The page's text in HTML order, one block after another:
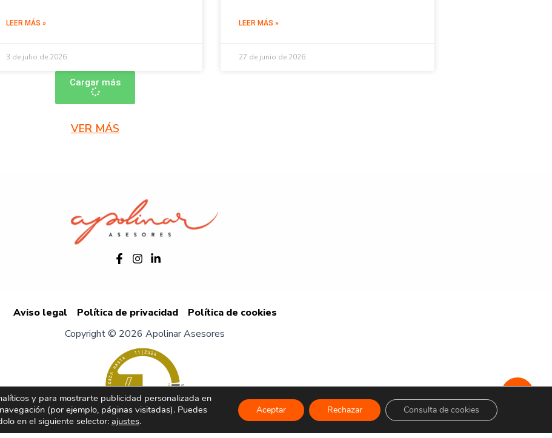
LEER MÁS »
3 de julio de 2026
LEER MÁS »
27 de junio de 2026
Cargar más
VER MÁS
Aviso legal Política de privacidad
Política de cookies
Copyright © 2026 Apolinar Asesores
y para mostrarte publicidad personalizada en
(por ejemplo, páginas visitadas). Puedes
en el siguiente selector: ajustes.
Aceptar Rechazar Consulta de cookies